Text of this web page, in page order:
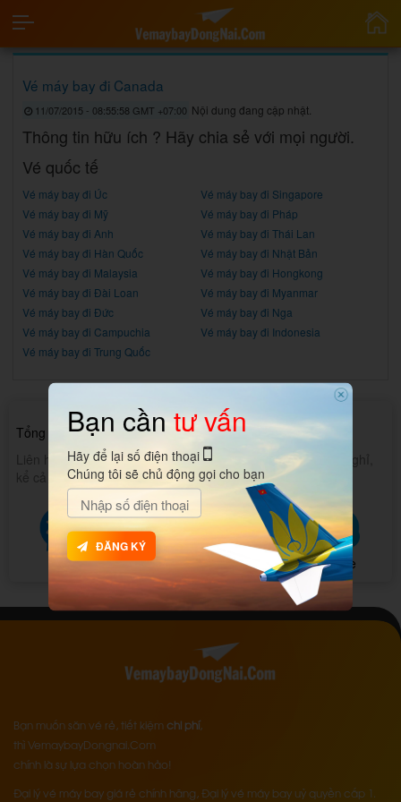
Vé máy bay đi Canada
11/07/2015 - 08:55:58 GMT +07:00 Nội dung đang cập nhật.
Thông tin hữu ích ? Hãy chia sẻ với mọi người.
Vé quốc tế
Vé máy bay đi Úc
Vé máy bay đi Singapore
Vé máy bay đi Mỹ
Vé máy bay đi Pháp
Vé máy bay đi Anh
Vé máy bay đi Thái Lan
Vé máy bay đi Hàn Quốc
Vé máy bay đi Nhật Bản
Vé máy bay đi Malaysia
Vé máy bay đi Hongkong
Vé máy bay đi Đài Loan
Vé máy bay đi Myanmar
Vé máy bay đi Đức
Vé máy bay đi Nga
Vé máy bay đi Campuchia
Vé máy bay đi Indonesia
Vé máy bay đi Trung Quốc
Tổng đài hỗ trợ 24/7:094 8080 247
Liên hệ với chúng tôi, tổng đài hỗ trợ 24/24 liên tục không nghỉ,
kể cả chủ nhật và các ngày lễ tết.
Zalo Messenger SMS Skype
Bạn muốn săn vé rẻ, tiết kiệm chi phí,
thì VemaybayDongnai.Com
chính là sự lựa chọn hoàn hảo!
Đại lý vé máy bay giá rẻ chính hãng, Đại lý vé máy bay uỷ quyền cấp 1.
Bạn cầntư vấn
Hãy để lại số điện thoại
Chúng tôi sẽ chủ động gọi cho bạn
ĐĂNG KÝ